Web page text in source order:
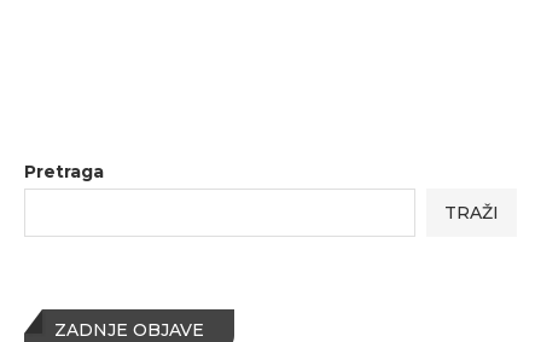
Pretraga
TRAŽI
ZADNJE OBJAVE